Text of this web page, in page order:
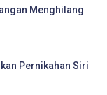
Menghilang
Pernikahan Siri